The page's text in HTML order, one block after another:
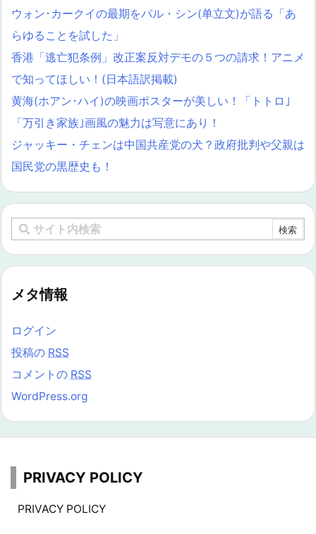
ウォン･カークイの最期をパル・シン(单立文)が語る「あ
らゆることを試した」
香港「逃亡犯条例」改正案反対デモの５つの請求！アニメ
で知ってほしい！(日本語訳掲載)
黄海(ホアン･ハイ)の映画ポスターが美しい！「トトロ｣
「万引き家族｣画風の魅力は写意にあり！
ジャッキー・チェンは中国共産党の犬？政府批判や父親は
国民党の黒歴史も！
メタ情報
ログイン
投稿の RSS
コメントの RSS
WordPress.org
PRIVACY POLICY
PRIVACY POLICY